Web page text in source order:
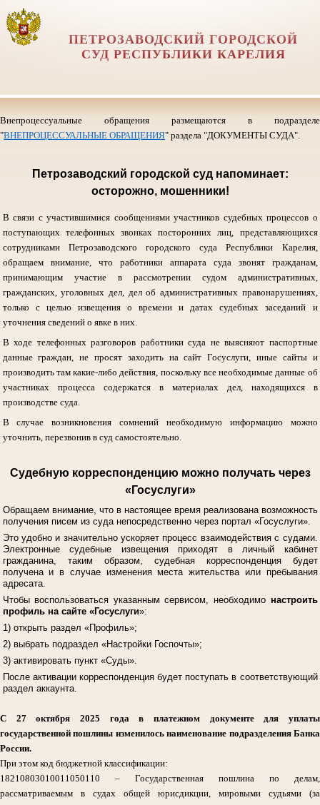
ПЕТРОЗАВОДСКИЙ ГОРОДСКОЙ
СУД РЕСПУБЛИКИ КАРЕЛИЯ
Внепроцессуальные обращения размещаются в подразделе
"ВНЕПРОЦЕССУАЛЬНЫЕ ОБРАЩЕНИЯ" раздела "ДОКУМЕНТЫ СУДА".
Петрозаводский городской суд напоминает:
осторожно, мошенники!
В связи с участившимися сообщениями участников судебных процессов о
поступающих телефонных звонках посторонних лиц, представляющихся
сотрудниками Петрозаводского городского суда Республики Карелия,
обращаем внимание, что работники аппарата суда звонят гражданам,
принимающим участие в рассмотрении судом административных,
гражданских, уголовных дел, дел об административных правонарушениях,
только с целью извещения о времени и датах судебных заседаний и
уточнения сведений о явке в них.
В ходе телефонных разговоров работники суда не выясняют паспортные
данные граждан, не просят заходить на сайт Госуслуги, иные сайты и
производить там какие-либо действия, поскольку все необходимые данные об
участниках процесса содержатся в материалах дел, находящихся в
производстве суда.
В случае возникновения сомнений необходимую информацию можно
уточнить, перезвонив в суд самостоятельно.
Судебную корреспонденцию можно получать через
«Госуслуги»
Обращаем внимание, что в настоящее время реализована возможность
получения писем из суда непосредственно через портал «Госуслуги».
Это удобно и значительно ускоряет процесс взаимодействия с судами.
Электронные судебные извещения приходят в личный кабинет
гражданина, таким образом, судебная корреспонденция будет
получена и в случае изменения места жительства или пребывания
адресата.
Чтобы воспользоваться указанным сервисом, необходимо настроить
профиль на сайте «Госуслуги»:
1) открыть раздел «Профиль»;
2) выбрать подраздел «Настройки Госпочты»;
3) активировать пункт «Суды».
После активации корреспонденция будет поступать в соответствующий
раздел аккаунта.
С 27 октября 2025 года в платежном документе для уплаты
государственной пошлины изменилось наименование подразделения Банка
России.
При этом код бюджетной классификации:
18210803010011050110 – Государственная пошлина по делам,
рассматриваемым в судах общей юрисдикции, мировыми судьями (за